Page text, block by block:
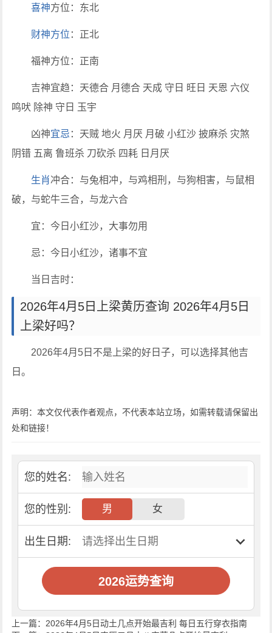
喜神方位：东北
财神方位 ：正北
福神方位：正南
吉神宜趋：天德合 月德合 天成 守日 旺日 天恩 六仪
鸣吠 除神 守日 玉宇
凶神宜忌 ：天贼 地火 月厌 月破 小红沙 披麻杀 灾煞
阴错 五离 鲁班杀 刀砍杀 四耗 日月厌
生肖冲合：与兔相冲，与鸡相刑，与狗相害，与鼠相
破，与蛇牛三合，与龙六合
宜：今日小红沙，大事勿用
忌：今日小红沙，诸事不宜
当日吉时：
2026年4月5日上梁黄历查询 2026年4月5日
上梁好吗？
2026年4月5日不是上梁的好日子，可以选择其他吉
日。
声明：本文仅代表作者观点，不代表本站立场，如需转载请保留出
处和链接！
您的姓名:
您的性别: 男 女
出生日期:
2026运势查询
上一篇： 2026年4月5日动土几点开始最吉利 每日五行穿衣指南